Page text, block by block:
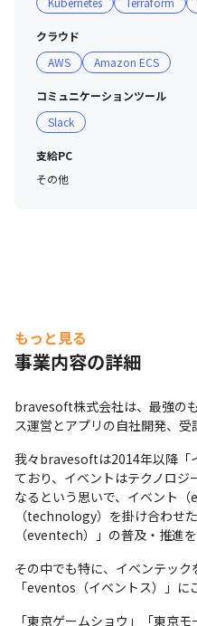
社内には自己研鑽の文化が根付
・能力に応じた階級別基本
・売上目標と達成度による
・チャレンジ目標と達成度
・チーム手当/役職手当など
※実力や成果がリアルに給
10万円近くアップした社員
クラウド
AWS
Amazon ECS
コミュニケーションツール
Slack
支給PC
その他
もっと見る
事業内容の詳細
bravesoft株式会社は、最強の
ス運営とアプリの自社開発、受
我々bravesoftは2014年以降「
ており、イベントはテクノロジ
なるという思いで、イベント
（technology）を掛け合わせ
（eventech）」の普及・推進
その中でも特に、イベンテッ
「eventos（イベントス）」に
「東京ゲームショウ」「東京